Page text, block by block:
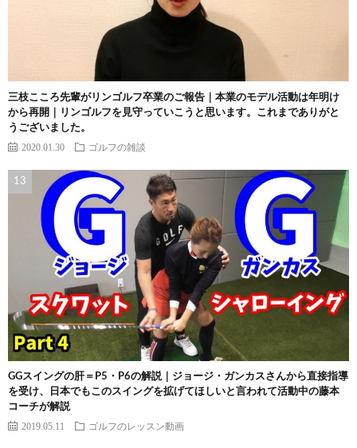
三枝こころ先輩がリンゴルフ卒業のご報告｜本業のモデル活動は年明け
から再開｜リンゴルフを見守っていこうと思います。これまでありがと
うございました。
2020.01.30 ゴルフの雑談
GGスイングの肝＝P5・P6の解説｜ジョージ・ガンカスさんから直接指導
を受け、日本でもこのスイングを拡げてほしいと言われて活動中の藤本
コーチが解説
2019.05.11 ゴルフのレッスン動画